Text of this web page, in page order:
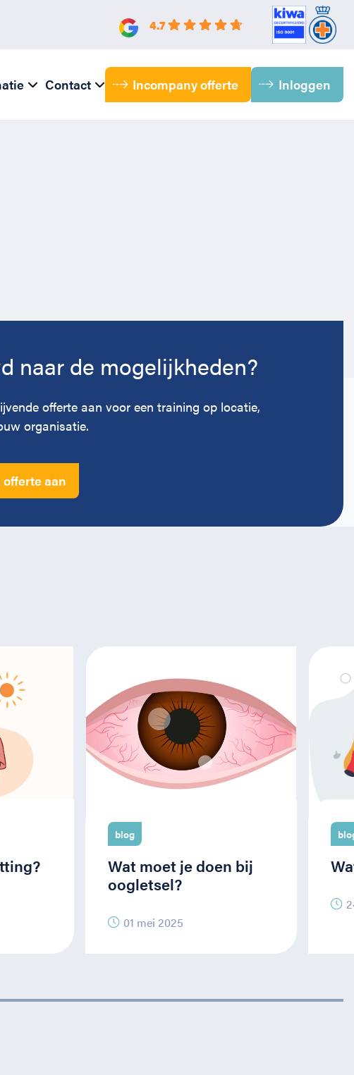
4.7
Contact Incompany offerte Inloggen
naar de mogelijkheden?
offerte aan voor een training op locatie,
organisatie.
aan
blog
Wat moet je doen bij
oogletsel?
01 mei 2025